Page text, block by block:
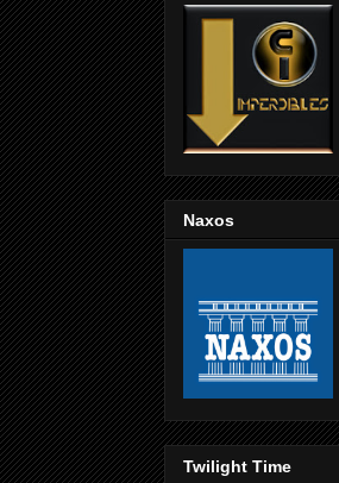
Naxos
Twilight Time